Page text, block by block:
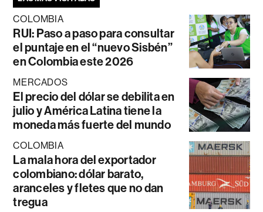
COLOMBIA
RUI: Paso a paso para consultar
el puntaje en el “nuevo Sisbén”
en Colombia este 2026
MERCADOS
El precio del dólar se debilita en
julio y América Latina tiene la
moneda más fuerte del mundo
COLOMBIA
La mala hora del exportador
colombiano: dólar barato,
aranceles y fletes que no dan
tregua